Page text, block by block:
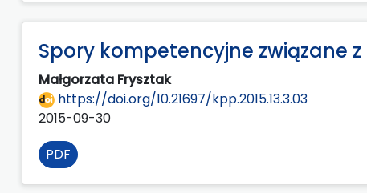
Spory kompetencyjne związane
Małgorzata Frysztak
https://doi.org/10.21697/kpp.2015.13.3.03
2015-09-30
PDF